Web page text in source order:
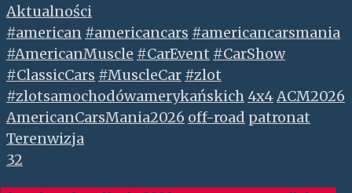
Aktualności
#american #americancars #americancarsmania
#AmericanMuscle #CarEvent #CarShow
#ClassicCars #MuscleCar #zlot
#zlotsamochodówamerykańskich 4x4 ACM2026
AmericanCarsMania2026 off-road patronat
Terenwizja
32